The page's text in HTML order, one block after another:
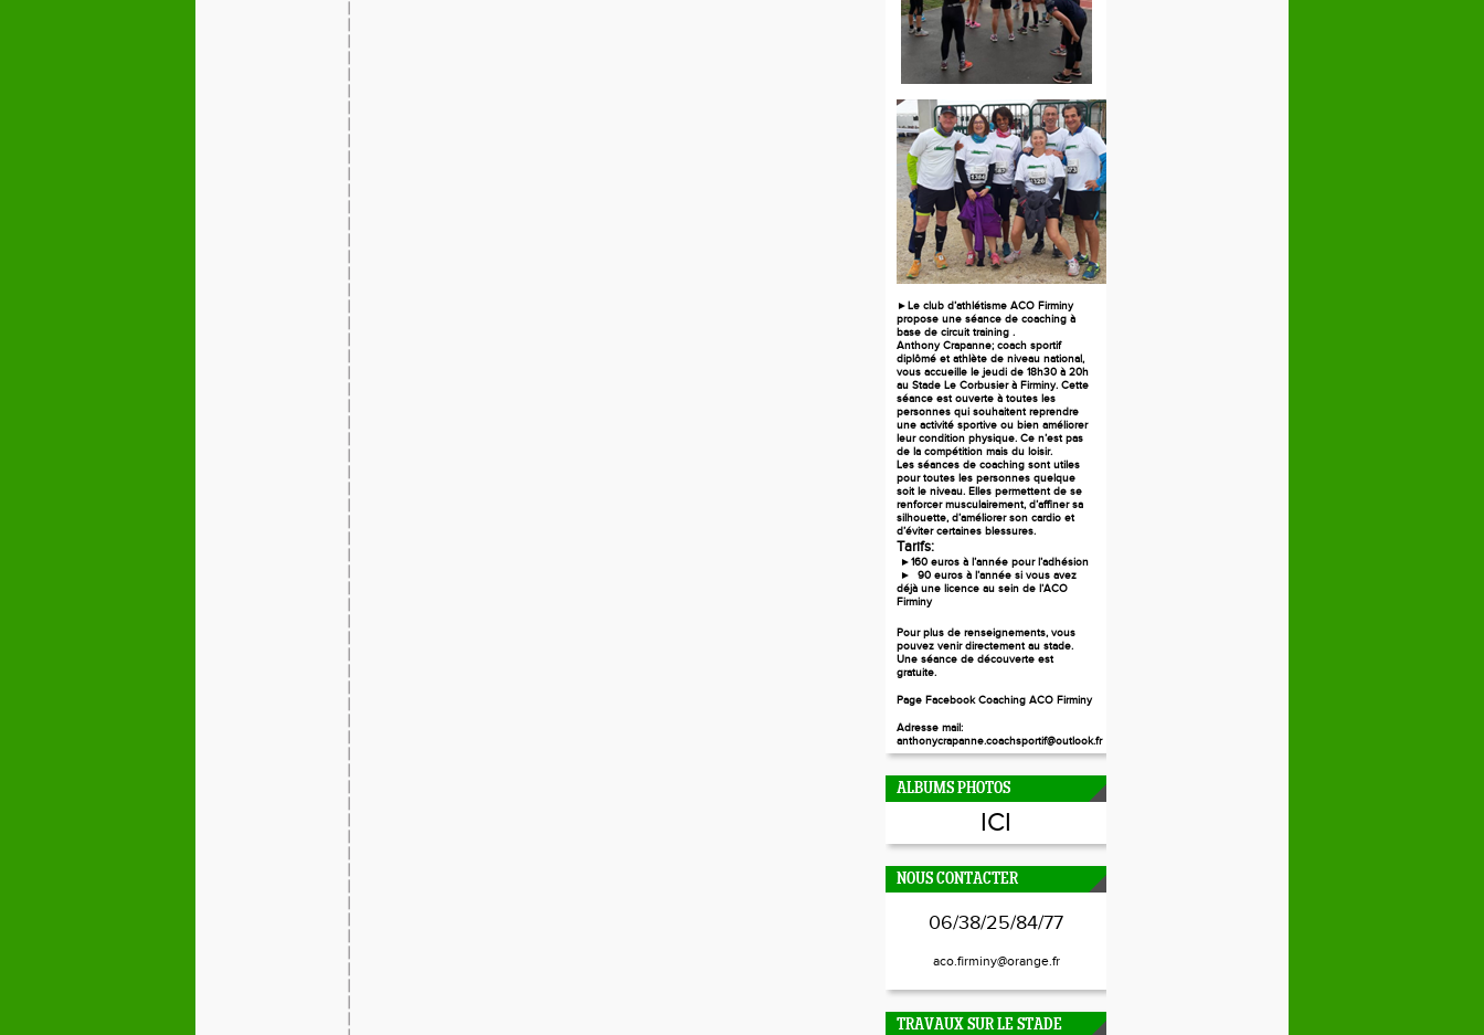
►Le club d’athlétisme ACO Firminy
propose une séance de coaching à
base de circuit training .
Anthony Crapanne; coach sportif
diplômé et athlète de niveau national,
vous accueille le jeudi de 18h30 à 20h
au Stade Le Corbusier à Firminy. Cette
séance est ouverte à toutes les
personnes qui souhaitent reprendre
une activité sportive ou bien améliorer
leur condition physique. Ce n’est pas
de la compétition mais du loisir.
Les séances de coaching sont utiles
pour toutes les personnes quelque
soit le niveau. Elles permettent de se
renforcer musculairement, d’affiner sa
silhouette, d’améliorer son cardio et
d’éviter certaines blessures.
Tarifs:
►160 euros à l’année pour l’adhésion
► 90 euros à l’année si vous avez
déjà une licence au sein de l’ACO
Firminy
Pour plus de renseignements, vous
pouvez venir directement au stade.
Une séance de découverte est
gratuite.
Page Facebook Coaching ACO Firminy
Adresse mail:
anthonycrapanne.coachsportif@outlook.fr
ALBUMS PHOTOS
ICI
NOUS CONTACTER
06/38/25/84/77
aco.firminy@orange.fr
TRAVAUX SUR LE STADE